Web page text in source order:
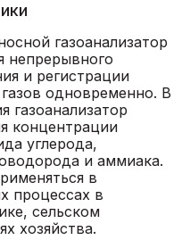
газоанализатор
непрерывного
и регистрации
одновременно. В
газоанализатор
концентрации
углерода,
и аммиака.
в
процессах в
сельском
хозяйства.